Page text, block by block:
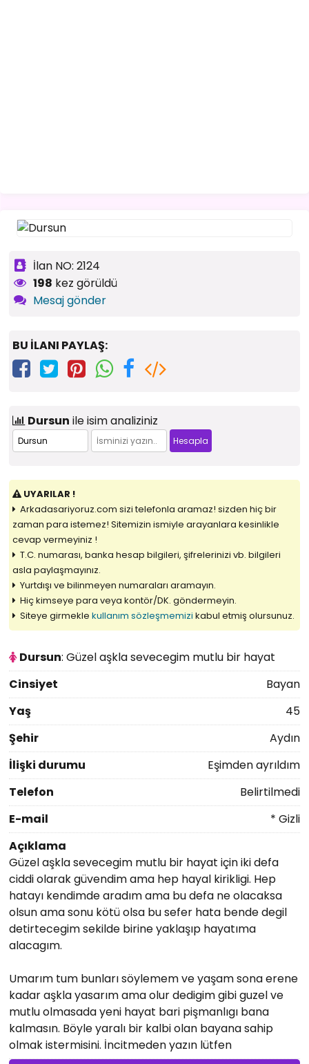
İlan NO: 2124
198 kez görüldü
Mesaj gönder
BU İLANI PAYLAŞ:
Dursun ile isim analiziniz
UYARILAR !
Arkadasariyoruz.com sizi telefonla aramaz! sizden hiç bir
zaman para istemez! Sitemizin ismiyle arayanlara kesinlikle
cevap vermeyiniz !
T.C. numarası, banka hesap bilgileri, şifrelerinizi vb. bilgileri
asla paylaşmayınız.
Yurtdışı ve bilinmeyen numaraları aramayın.
Hiç kimseye para veya kontör/DK. göndermeyin.
Siteye girmekle kullanım sözleşmemizi kabul etmiş olursunuz.
Dursun: Güzel aşkla sevecegim mutlu bir hayat
Cinsiyet
Bayan
Yaş
45
Şehir
Aydın
İlişki durumu
Eşimden ayrıldım
Telefon
Belirtilmedi
E-mail
* Gizli
Açıklama
Güzel aşkla sevecegim mutlu bir hayat için iki defa
ciddi olarak güvendim ama hep hayal kirikligi. Hep
hatayı kendimde aradım ama bu defa ne olacaksa
olsun ama sonu kötü olsa bu sefer hata bende degil
detirtecegim sekilde birine yaklaşıp hayatıma
alacagım.
Umarım tum bunları söylemem ve yaşam sona erene
kadar aşkla yasarım ama olur dedigim gibi guzel ve
mutlu olmasada yeni hayat bari pişmanlıgı bana
kalmasın. Böyle yaralı bir kalbi olan bayana sahip
olmak istermisini. İncitmeden yazın lütfen